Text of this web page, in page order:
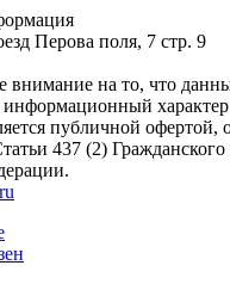
Перова поля, 7 стр. 9
на то, что
информационный
публичной офертой,
437 (2) Гражданского